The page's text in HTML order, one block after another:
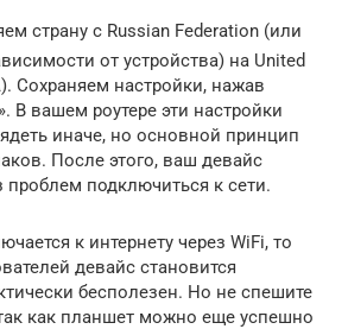
страну с Russian Federation (или
от устройства) на United
Сохраняем настройки, нажав
В вашем роутере эти настройки
иначе, но основной принцип
После этого, ваш девайс
проблем подключиться к сети.
к интернету через WiFi, то
девайс становится
бесполезен. Но не спешите
как планшет можно еще успешно